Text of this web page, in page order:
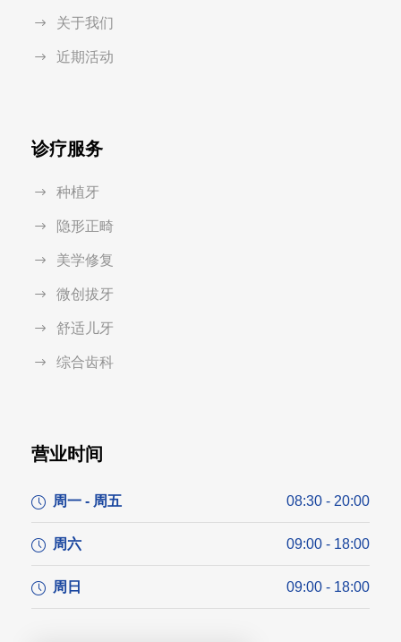
关于我们
近期活动
诊疗服务
种植牙
隐形正畸
美学修复
微创拔牙
舒适儿牙
综合齿科
营业时间
周一 - 周五 08:30 - 20:00
周六 09:00 - 18:00
周日 09:00 - 18:00